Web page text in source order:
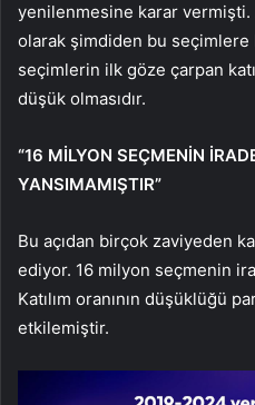
yenilenmesine karar vermişti.
olarak şimdiden bu seçimlere
seçimlerin ilk göze çarpan
düşük olmasıdır.
“16 MİLYON SEÇMENİN
YANSIMAMIŞTIR”
Bu açıdan birçok zaviyeden
ediyor. 16 milyon seçmenin
Katılım oranının düşüklüğü
etkilemiştir.